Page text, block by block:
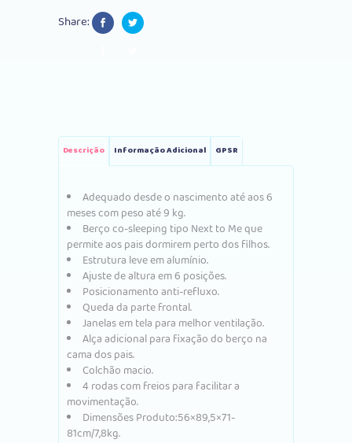
Escuro
Share:
Descrição Informação Adicional GPSR
Adequado desde o nascimento até aos 6
meses com peso até 9 kg.
Berço co-sleeping tipo Next to Me que
permite aos pais dormirem perto dos filhos.
Estrutura leve em alumínio.
Ajuste de altura em 6 posições.
Posicionamento anti-refluxo.
Queda da parte frontal.
Janelas em tela para melhor ventilação.
Alça adicional para fixação do berço na
cama dos pais.
Colchão macio.
4 rodas com freios para facilitar a
movimentação.
Dimensões Produto:56×89,5×71-
81cm/7,8kg.